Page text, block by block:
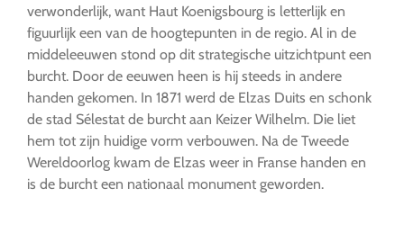
verwonderlijk, want Haut Koenigsbourg is letterlijk en
figuurlijk een van de hoogtepunten in de regio. Al in de
middeleeuwen stond op dit strategische uitzichtpunt een
burcht. Door de eeuwen heen is hij steeds in andere
handen gekomen. In 1871 werd de Elzas Duits en schonk
de stad Sélestat de burcht aan Keizer Wilhelm. Die liet
hem tot zijn huidige vorm verbouwen. Na de Tweede
Wereldoorlog kwam de Elzas weer in Franse handen en
is de burcht een nationaal monument geworden.